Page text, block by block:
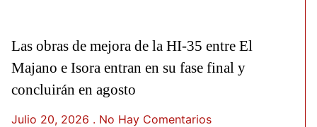
Las obras de mejora de la HI-35 entre El
Majano e Isora entran en su fase final y
concluirán en agosto
Julio 20, 2026 No Hay Comentarios